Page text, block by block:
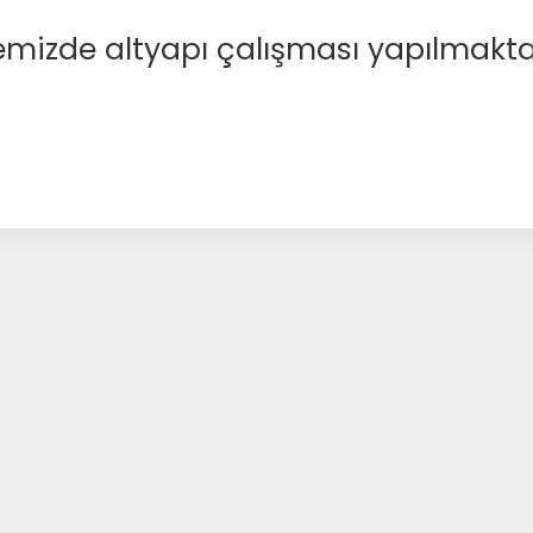
altyapı çalışması